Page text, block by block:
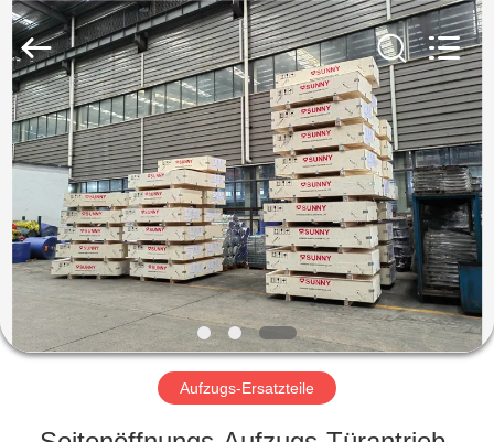
HAUS
PRODUKTE
VIDEOS
ÜBER
UNS
FABRIK-
SUNNY
ELEVATOR
CO.,LTD.
Rights
Reserved.
Aufzugs-Ersatzteile